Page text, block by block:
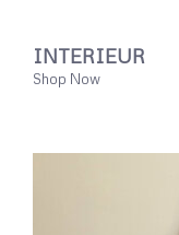
INTERIEUR
Shop Now